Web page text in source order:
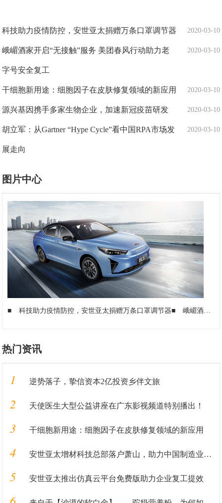
2020-03-10
科技助力疫情防控，安世亚太捐赠万条口罩调节器
2020-03-10
峨嵋酒家开启“无接触”服务 美团春风行动助力老
字号安全复工
2020-03-10
干细胞新用途：细胞因子在皮肤修复领域的新应用
2020-03-10
源兴基因携手多家生物企业，加速新冠疫苗研发
2020-03-10
胡立军：从Gartner “Hype Cycle”看中国RPA市场发
展走向
图片中心
■ 科技助力疫情防控，安世亚太捐赠万条口罩调节器■ 峨嵋酒家开启“无接触”服务 美团春风行动助力老字号安全复工
热门资讯
1 逆势落子，挚信资本2亿投资乡伴文旅
2 天使医生大型公益讲座在广东影视频道特别播出！
3 干细胞新用途：细胞因子在皮肤修复领域的新应用
4 安世亚太增材科技总部落户萧山，助力中国制造业智能化转型
5 安世亚太推出仿真云平台免费版助力企业复工提效